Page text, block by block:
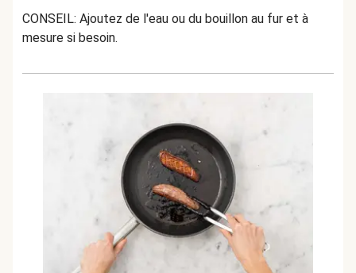
CONSEIL: Ajoutez de l'eau ou du bouillon au fur et à
mesure si besoin.